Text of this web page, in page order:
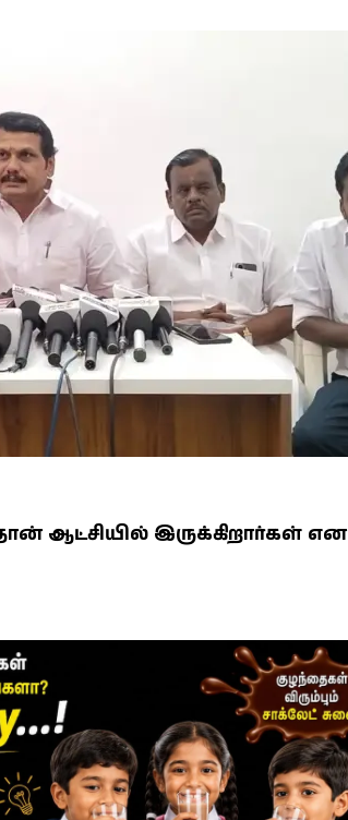
ஆட்சியில் இருக்கிறார்கள் என